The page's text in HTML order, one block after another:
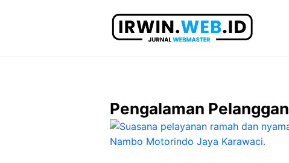
Pengalaman Pelanggan